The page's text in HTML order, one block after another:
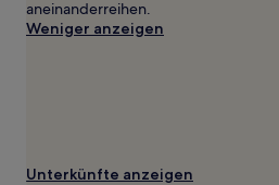
können
zusätzliche
aneinanderreihen.
Weniger anzeigen
Unterkünfte anzeigen